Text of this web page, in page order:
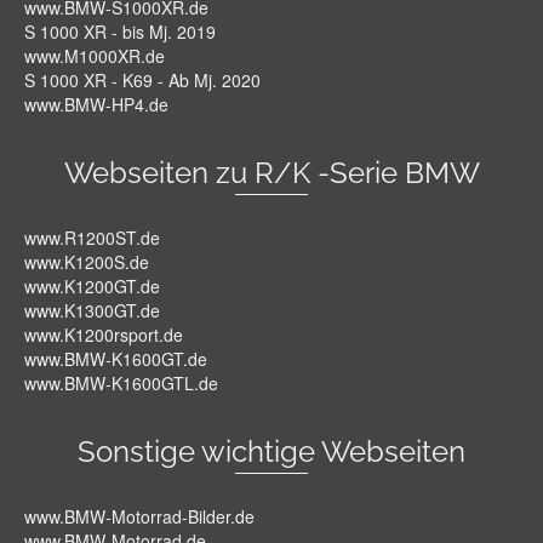
www.BMW-S1000XR.de
S 1000 XR - bis Mj. 2019
www.M1000XR.de
S 1000 XR - K69 - Ab Mj. 2020
www.BMW-HP4.de
Webseiten zu R/K -Serie BMW
www.R1200ST.de
www.K1200S.de
www.K1200GT.de
www.K1300GT.de
www.K1200rsport.de
www.BMW-K1600GT.de
www.BMW-K1600GTL.de
Sonstige wichtige Webseiten
www.BMW-Motorrad-Bilder.de